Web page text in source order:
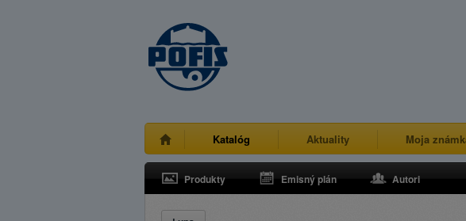
Katalóg Aktuality Moja
Produkty Emisný plán Autori